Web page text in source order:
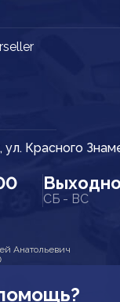
ул. Красного
СБ - ВС
Анатольевич